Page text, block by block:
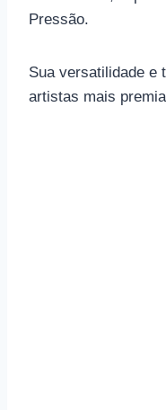
Pressão.
Sua versatilidade e
artistas mais